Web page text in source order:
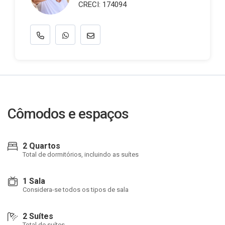
CRECI: 174094
Cômodos e espaços
2 Quartos
Total de dormitórios, incluindo as suítes
1 Sala
Considera-se todos os tipos de sala
2 Suítes